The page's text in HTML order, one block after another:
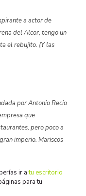
a actor de
del Alcor, tengo un
el rebujito. (Y las
por Antonio Recio
que
pero poco a
imperio. Mariscos
ir atu escritorio
para tu